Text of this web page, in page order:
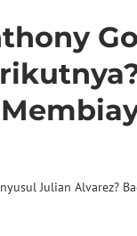
Julian Alvarez?